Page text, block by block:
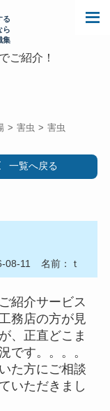
る
ら
集
ご紹介！
害虫 害虫
一覧へ戻る
08-11 名前：ｔ
紹介サービス
務店の方が見
、正直どこま
です。。。。
た方にご相談
いただきまし